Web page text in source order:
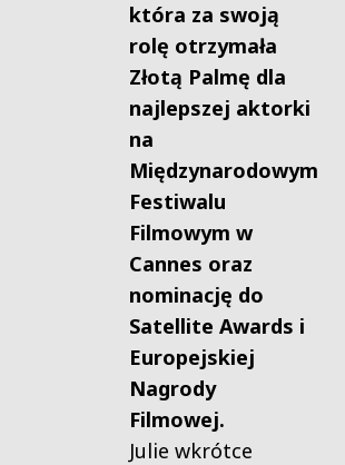
która za swoją
rolę otrzymała
Złotą Palmę dla
najlepszej aktorki
na
Międzynarodowym
Festiwalu
Filmowym w
Cannes oraz
nominację do
Satellite Awards i
Europejskiej
Nagrody
Filmowej.
Julie wkrótce